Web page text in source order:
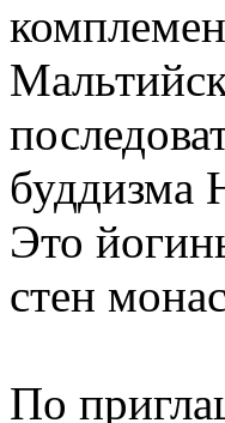
буддизма
Это
стен
По